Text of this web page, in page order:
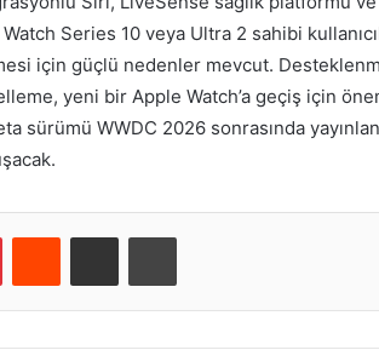
Series 10 veya Ultra 2 sahibi
için güçlü nedenler mevcut.
yeni bir Apple Watch’a geçiş için
sürümü WWDC 2026 sonrasında